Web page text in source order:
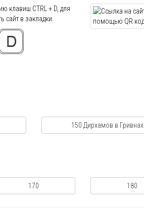
клавиш CTRL + D, для
сайт в закладки.
150 Дирхамов в Гривнах
170 180